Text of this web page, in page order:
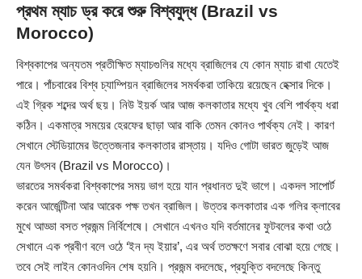
প্রথম ম্যাচ ড্র করে শুরু বিশ্বযুদ্ধ (Brazil vs
Morocco)
বিশ্বকাপের অন্যতম প্রতীক্ষিত ম্যাচগুলির মধ্যে ব্রাজিলের যে কোন ম্যাচ রাখা যেতেই
পারে। পাঁচবারের বিশ্ব চ্যাম্পিয়ন ব্রাজিলের সমর্থকরা তাকিয়ে রয়েছেন হেক্সার দিকে।
এই গ্রিক শব্দের অর্থ ছয়। নিউ ইয়র্ক আর আজ কলকাতার মধ্যে খুব বেশি পার্থক্য ধরা
কঠিন। একমাত্র সময়ের হেরফের ছাড়া আর বাকি তেমন কোনও পার্থক্য নেই। কারণ
সেখানে স্টেডিয়ামের উত্তেজনার কলকাতার রাস্তায়। যদিও গোটা ভারত জুড়েই আজ
যেন উৎসব (Brazil vs Morocco)।
ভারতের সমর্থকরা বিশ্বকাপের সময় ভাগ হয়ে যান প্রধানত দুই ভাগে। একদল সাপোর্ট
করেন আর্জেন্টিনা আর আরেক পক্ষ তখন ব্রাজিল। উত্তর কলকাতার এক গলির ক্লাবের
মুখে আড্ডা বসত প্রজন্ম নির্বিশেষে। সেখানে এখনও যদি বর্তমানের ফুটবলের কথা ওঠে
সেখানে এক প্রবীণ বলে ওঠে ‘ইন দ্য ইয়ার’, এর অর্থ ততক্ষণে সবার বোঝা হয়ে গেছে।
তবে সেই লাইন কোনওদিন শেষ হয়নি। প্রজন্ম বদলেছে, প্রযুক্তি বদলেছে কিন্তু